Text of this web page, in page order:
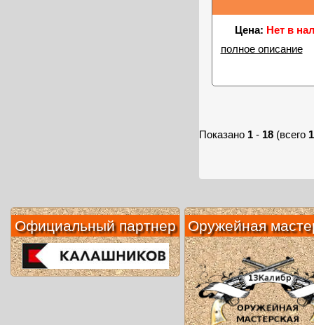
Цена: Нет в
полное описание
Показано 1 - 18 (всего
Официальный партнер Оружейная